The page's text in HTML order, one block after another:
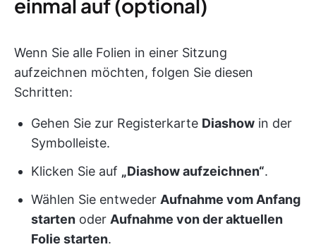
einmal auf (optional)
Wenn Sie alle Folien in einer Sitzung
aufzeichnen möchten, folgen Sie diesen
Schritten:
Gehen Sie zur Registerkarte Diashow in der
Symbolleiste.
Klicken Sie auf „Diashow aufzeichnen“.
Wählen Sie entweder Aufnahme vom Anfang
starten oder Aufnahme von der aktuellen
Folie starten.